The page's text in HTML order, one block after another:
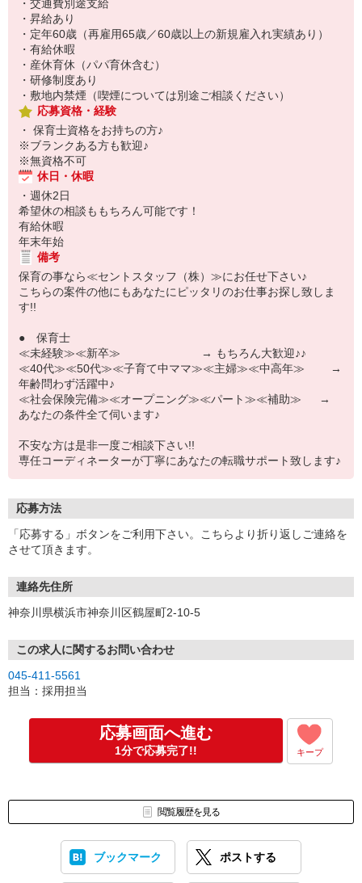
・交通費別途支給
・昇給あり
・定年60歳（再雇用65歳／60歳以上の新規雇入れ実績あり）
・有給休暇
・産休育休（パパ育休含む）
・研修制度あり
・敷地内禁煙（喫煙については別途ご相談ください）
応募資格・経験
・ 保育士資格をお持ちの方♪
※ブランクある方も歓迎♪
※無資格不可
休日・休暇
・週休2日
希望休の相談ももちろん可能です！
有給休暇
年末年始
備考
保育の事なら≪セントスタッフ（株）≫にお任せ下さい♪
こちらの案件の他にもあなたにピッタリのお仕事お探し致しま
す!!
● 保育士
≪未経験≫≪新卒≫ → もちろん大歓迎♪♪
≪40代≫≪50代≫≪子育て中ママ≫≪主婦≫≪中高年≫ →
年齢問わず活躍中♪
≪社会保険完備≫≪オープニング≫≪パート≫≪補助≫ →
あなたの条件全て伺います♪
不安な方は是非一度ご相談下さい!!
専任コーディネーターが丁寧にあなたの転職サポート致します♪
応募方法
「応募する」ボタンをご利用下さい。こちらより折り返しご連絡を
させて頂きます。
連絡先住所
神奈川県横浜市神奈川区鶴屋町2-10-5
この求人に関するお問い合わせ
045-411-5561
担当：採用担当
応募画面へ進む
1分で応募完了!! キープ
閲覧履歴を見る
ブックマーク ポストする